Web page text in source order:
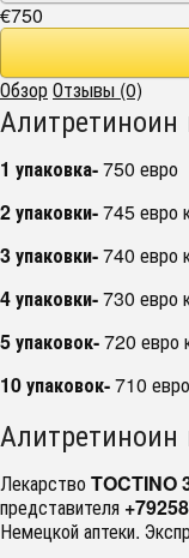
€750
ОбзорОтзывы (0)
Алитретиноин
1 упаковка-750 евро
2 упаковки-745 евро
3 упаковки-740 евро
4 упаковки-730 евро
5 упаковок-720 евро
10 упаковок-710
ЛекарствоTOCTINO
представителя +7
Немецкой аптеки.